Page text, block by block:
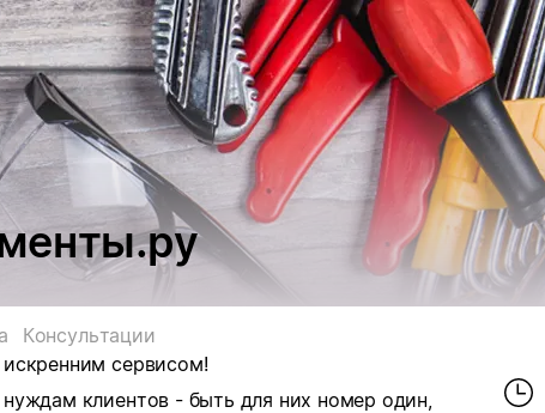
Консультации
сервисом!
клиентов - быть для них номер один,